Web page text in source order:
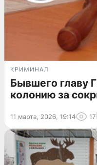
КРИМИНАЛ
Бывшего главу
колонию за
11 марта, 2026, 19:14 17